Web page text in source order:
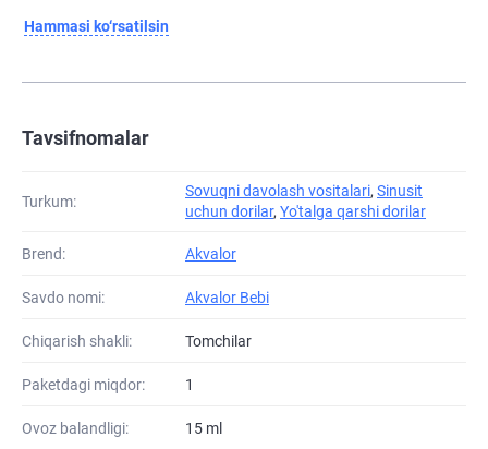
Hammasi ko‘rsatilsin
Tavsifnomalar
Turkum:
Sovuqni davolash vositalari, Sinusit
uchun dorilar, Yo'talga qarshi dorilar
Brend: Akvalor
Savdo nomi: Akvalor Bebi
Chiqarish shakli: Tomchilar
Paketdagi miqdor: 1
Ovoz balandligi: 15 ml